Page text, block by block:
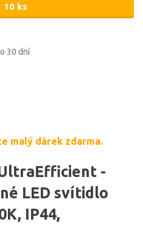
10 ks
30 dní
malý dárek zdarma.
-
LED svítidlo
IP44,